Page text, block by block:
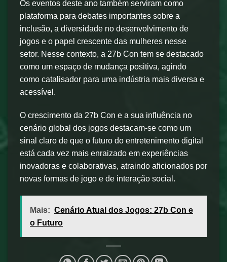
Os eventos deste ano também serviram como
plataforma para debates importantes sobre a
inclusão, a diversidade no desenvolvimento de
jogos e o papel crescente das mulheres nesse
setor. Nesse contexto, a 27b Con tem se destacado
como um espaço de mudança positiva, agindo
como catalisador para uma indústria mais diversa e
acessível.
O crescimento da 27b Con e a sua influência no
cenário global dos jogos destacam-se como um
sinal claro de que o futuro do entretenimento digital
está cada vez mais enraizado em experiências
inovadoras e colaborativas, atraindo aficionados por
novas formas de jogo e de interação social.
Mais: Cenário Atual dos Jogos: 27b Con e
o Futuro